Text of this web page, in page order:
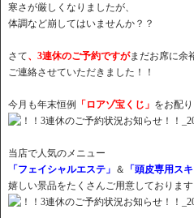
寒さが厳しくなりましたが、
体調など崩してはいませんか？？
さて、3連休のご予約ですがまだお席に余
ご連絡させていただきました！！
今月も年末恒例 「ロアゾ宝くじ」 をお配
当店で人気のメニュー
「フェイシャルエステ」 ＆ 「頭皮専用ス
嬉しい景品をたくさんご用意しております